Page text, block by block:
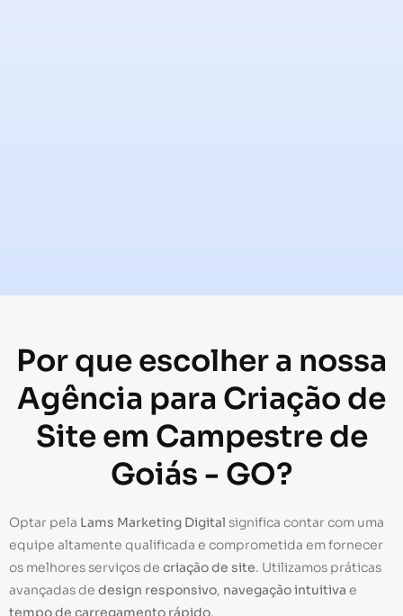
Por que escolher a nossa
Agência para Criação de
Site em Campestre de
Goiás - GO?
Optar pela Lams Marketing Digital significa contar com uma
equipe altamente qualificada e comprometida em fornecer
os melhores serviços de criação de site. Utilizamos práticas
avançadas de design responsivo, navegação intuitiva e
tempo de carregamento rápido.